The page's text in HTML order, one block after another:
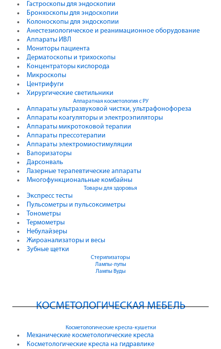
Гастроскопы для эндоскопии
Бронхоскопы для эндоскопии
Колоноскопы для эндоскопии
Анестезиологическое и реанимационное оборудование
Аппараты ИВЛ
Мониторы пациента
Дерматоскопы и трихоскопы
Концентраторы кислорода
Микроскопы
Центрифуги
Xирургические светильники
Аппаратная косметология с РУ
Аппараты ультразвуковой чистки, ультрафонофореза
Аппараты коагуляторы и электроэпиляторы
Аппараты микротоковой терапии
Аппараты прессотерапии
Аппараты электромиостимуляции
Вапоризаторы
Дарсонваль
Лазерные терапевтические аппараты
Многофункциональные комбайны
Товары для здоровья
Экспресс тесты
Пульсометры и пульсоксиметры
Тонометры
Термометры
Небулайзеры
Жироанализаторы и весы
Зубные щетки
Стерилизаторы
Лампы-лупы
Лампы Вуды
КОСМЕТОЛОГИЧЕСКАЯ МЕБЕЛЬ
Косметологические кресла-кушетки
Механические косметологические кресла
Косметологические кресла на гидравлике